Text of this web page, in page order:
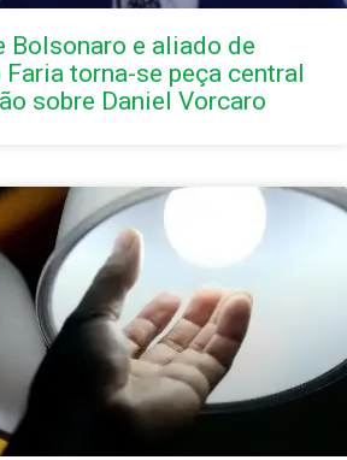
Bolsonaro e aliado de
torna-se peça central
sobre Daniel Vorcaro